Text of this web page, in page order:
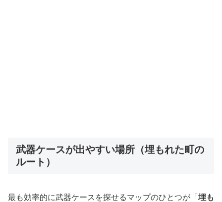
武器ケースが出やすい場所（埋もれた町の
ルート）
最も効率的に武器ケースを探せるマップのひとつが「 埋も